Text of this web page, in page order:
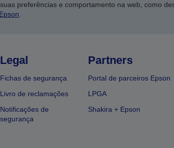
preferências e comportamento na web, como
.
Legal
Fichas de segurança
Livro de reclamações
Notificações de
segurança
Partners
Portal de parceiros Epson
LPGA
Shakira + Epson